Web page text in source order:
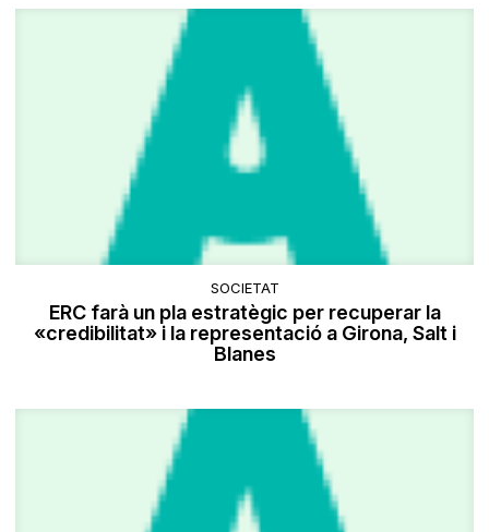
SOCIETAT
ERC farà un pla estratègic per recuperar la
«credibilitat» i la representació a Girona, Salt i
Blanes